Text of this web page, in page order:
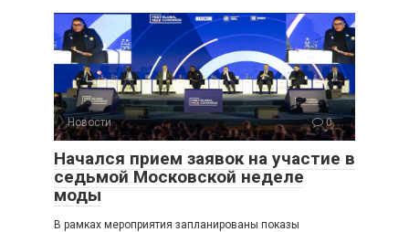
Новости 0
Начался прием заявок на участие в
седьмой Московской неделе
моды
В рамках мероприятия запланированы показы